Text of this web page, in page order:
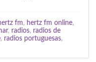
fm, hertz fm online,
, radios, radios de
, radios portuguesas,